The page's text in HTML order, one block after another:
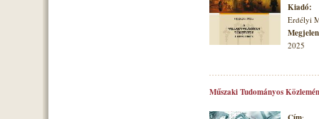
Kiadó:
Erdélyi
2025
Műszaki Tudományos